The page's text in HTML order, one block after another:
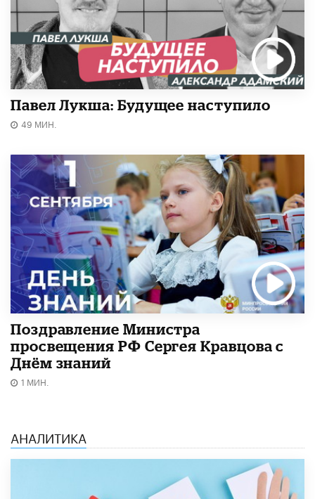
Павел Лукша: Будущее наступило
49 МИН.
Поздравление Министра
просвещения РФ Сергея Кравцова с
Днём знаний
1 МИН.
АНАЛИТИКА